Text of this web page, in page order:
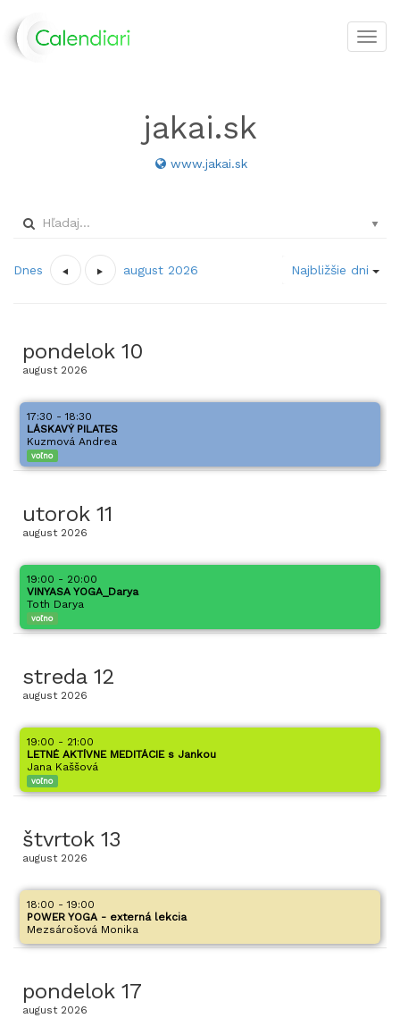
jakai.sk
www.jakai.sk
Dnes august 2026 Najbližšie dni
pondelok 10
august 2026
17:30 - 18:30
LÁSKAVÝ PILATES
Kuzmová Andrea
voľno
utorok 11
august 2026
19:00 - 20:00
VINYASA YOGA_Darya
Toth Darya
voľno
streda 12
august 2026
19:00 - 21:00
LETNÉ AKTÍVNE MEDITÁCIE s Jankou
Jana Kaššová
voľno
štvrtok 13
august 2026
18:00 - 19:00
POWER YOGA - externá lekcia
Mezsárošová Monika
pondelok 17
august 2026